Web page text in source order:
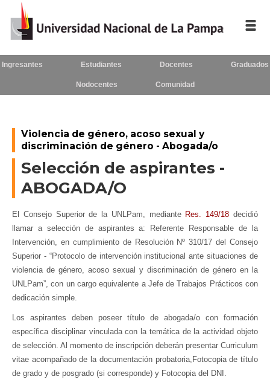
La UNLPam
Rectorado / Secretarías
Facultades
Seguínosen:
Ingresantes Estudiantes Docentes Graduados
Nodocentes Comunidad
Violencia de género, acoso sexual y
discriminación de género - Abogada/o
Selección de aspirantes -
ABOGADA/O
El Consejo Superior de la UNLPam, mediante Res. 149/18 decidió
llamar a selección de aspirantes a: Referente Responsable de la
Intervención, en cumplimiento de Resolución Nº 310/17 del Consejo
Superior - “Protocolo de intervención institucional ante situaciones de
violencia de género, acoso sexual y discriminación de género en la
UNLPam”, con un cargo equivalente a Jefe de Trabajos Prácticos con
dedicación simple.
Los aspirantes deben poseer título de abogada/o con formación
específica disciplinar vinculada con la temática de la actividad objeto
de selección. Al momento de inscripción deberán presentar Curriculum
vitae acompañado de la documentación probatoria,Fotocopia de título
de grado y de posgrado (si corresponde) y Fotocopia del DNI.